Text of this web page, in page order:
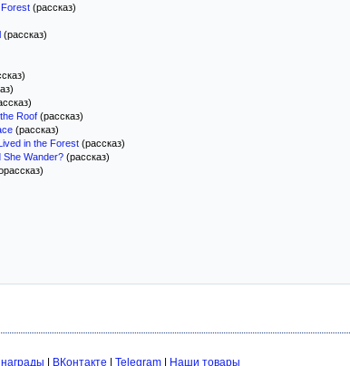
(рассказ)
(рассказ)
Roof (рассказ)
(рассказ)
in the Forest (рассказ)
She Wander? (рассказ)
ВКонтакте Telegram Наши товары